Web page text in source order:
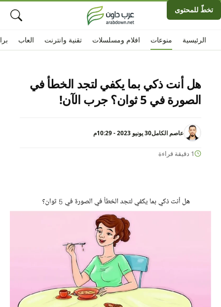
تخطّ للمحتوى
الرئيسية افلام ومسلسلات تقنية وانترنت العاب منوعات
هل أنت ذكي بما يكفي لتجد الخطأ في
الصورة في 5 ثوان؟ جرب الآن!
عاصم الكامل30 يونيو 2023 - 10:29م
1 دقيقة قراءة